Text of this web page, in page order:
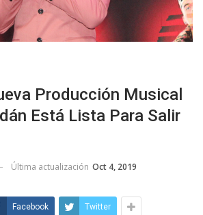
Producción Musical
Está Lista Para Salir
Última actualización Oct 4, 2019
Facebook Twitter